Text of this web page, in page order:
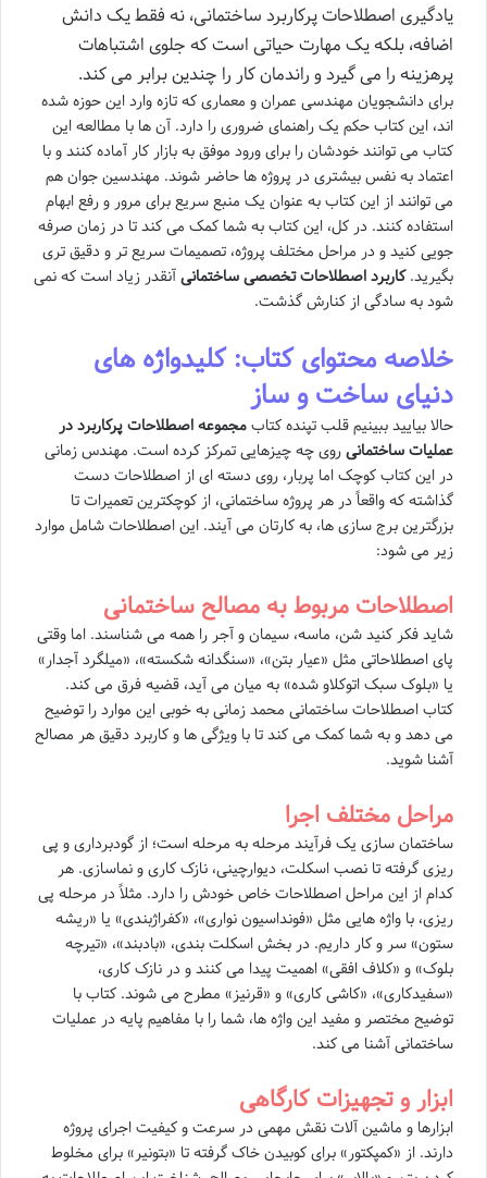
یادگیری اصطلاحات پرکاربرد ساختمانی، نه فقط یک دانش
اضافه، بلکه یک مهارت حیاتی است که جلوی اشتباهات
پرهزینه را می گیرد و راندمان کار را چندین برابر می کند.
برای دانشجویان مهندسی عمران و معماری که تازه وارد این حوزه شده
اند، این کتاب حکم یک راهنمای ضروری را دارد. آن ها با مطالعه این
کتاب می توانند خودشان را برای ورود موفق به بازار کار آماده کنند و با
اعتماد به نفس بیشتری در پروژه ها حاضر شوند. مهندسین جوان هم
می توانند از این کتاب به عنوان یک منبع سریع برای مرور و رفع ابهام
استفاده کنند. در کل، این کتاب به شما کمک می کند تا در زمان صرفه
جویی کنید و در مراحل مختلف پروژه، تصمیمات سریع تر و دقیق تری
بگیرید.کاربرد اصطلاحات تخصصی ساختمانیآنقدر زیاد است که نمی
شود به سادگی از کنارش گذشت.
خلاصه محتوای کتاب: کلیدواژه های
دنیای ساخت و ساز
حالا بیایید ببینیم قلب تپنده کتابمجموعه اصطلاحات پرکاربرد در
عملیات ساختمانیروی چه چیزهایی تمرکز کرده است. مهندس زمانی
در این کتاب کوچک اما پربار، روی دسته ای از اصطلاحات دست
گذاشته که واقعاً در هر پروژه ساختمانی، از کوچکترین تعمیرات تا
بزرگترین برج سازی ها، به کارتان می آیند. این اصطلاحات شامل موارد
زیر می شود:
اصطلاحات مربوط به مصالح ساختمانی
شاید فکر کنید شن، ماسه، سیمان و آجر را همه می شناسند. اما وقتی
پای اصطلاحاتی مثل «عیار بتن»، «سنگدانه شکسته»، «میلگرد آجدار»
یا «بلوک سبک اتوکلاو شده» به میان می آید، قضیه فرق می کند.
کتاب اصطلاحات ساختمانی محمد زمانی به خوبی این موارد را توضیح
می دهد و به شما کمک می کند تا با ویژگی ها و کاربرد دقیق هر مصالح
آشنا شوید.
مراحل مختلف اجرا
ساختمان سازی یک فرآیند مرحله به مرحله است؛ از گودبرداری و پی
ریزی گرفته تا نصب اسکلت، دیوارچینی، نازک کاری و نماسازی. هر
کدام از این مراحل اصطلاحات خاص خودش را دارد. مثلاً در مرحله پی
ریزی، با واژه هایی مثل «فونداسیون نواری»، «کفراژبندی» یا «ریشه
ستون» سر و کار داریم. در بخش اسکلت بندی، «بادبند»، «تیرچه
بلوک» و «کلاف افقی» اهمیت پیدا می کنند و در نازک کاری،
«سفیدکاری»، «کاشی کاری» و «قرنیز» مطرح می شوند. کتاب با
توضیح مختصر و مفید این واژه ها، شما را با مفاهیم پایه در عملیات
ساختمانی آشنا می کند.
ابزار و تجهیزات کارگاهی
ابزارها و ماشین آلات نقش مهمی در سرعت و کیفیت اجرای پروژه
دارند. از «کمپکتور» برای کوبیدن خاک گرفته تا «بتونیر» برای مخلوط